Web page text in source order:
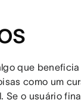
que
como um
Se o usuário